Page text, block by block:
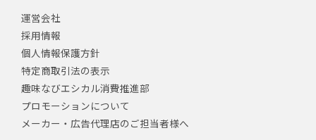
運営会社
採用情報
個人情報保護方針
特定商取引法の表示
趣味なびエシカル消費推進部
プロモーションについて
メーカー・広告代理店のご担当者様へ